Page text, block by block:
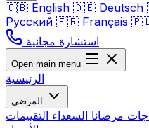
🇬🇧 English 🇩🇪 Deutsch
Русский 🇫🇷 Français
استشارة مجانية
Open main menu
الرئيسية
مرضانا السعداء التقييمات